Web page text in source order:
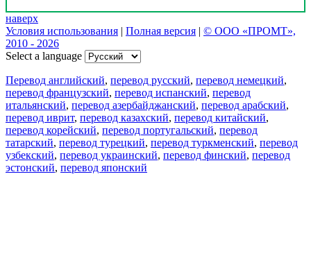
наверх
Условия использования | Полная версия | © ООО «ПРОМТ»,
2010 - 2026
Select a language
Перевод английский, перевод русский, перевод немецкий,
перевод французский, перевод испанский, перевод
итальянский, перевод азербайджанский, перевод арабский,
перевод иврит, перевод казахский, перевод китайский,
перевод корейский, перевод португальский, перевод
татарский, перевод турецкий, перевод туркменский, перевод
узбекский, перевод украинский, перевод финский, перевод
эстонский, перевод японский